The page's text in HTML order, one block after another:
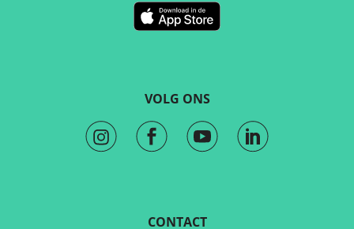
VOLG ONS
CONTACT